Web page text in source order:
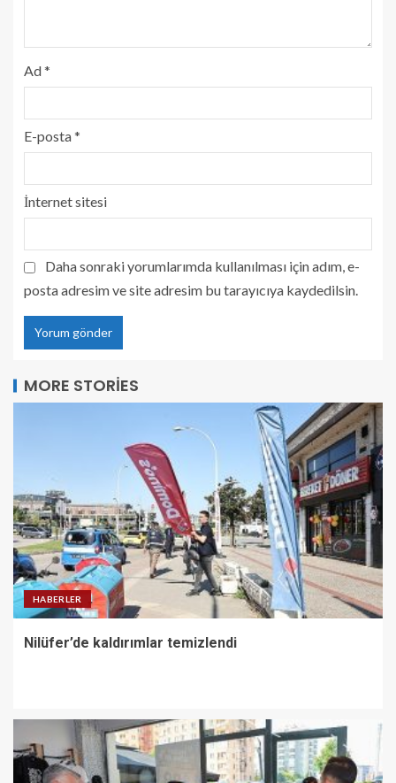
Ad*
E-posta*
İnternet sitesi
Daha sonraki yorumlarımda kullanılması için adım, e-
posta adresim ve site adresim bu tarayıcıya kaydedilsin.
MORE STORIES
HABERLER
Nilüfer’de kaldırımlar temizlendi